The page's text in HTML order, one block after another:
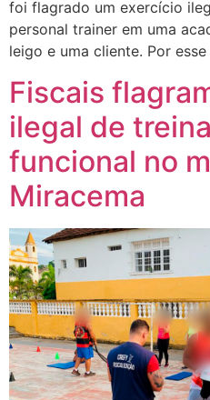
foi flagrado um exercício
personal trainer em uma
leigo e uma cliente. Por
Fiscais
ilegal de
funcional no
Miracema